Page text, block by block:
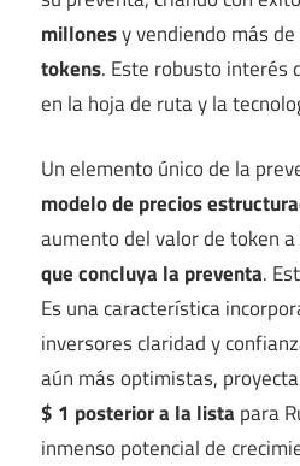
millonesy vendiendo más de
tokens. Este robusto interés
en la hoja de ruta y la
Un elemento único de la
modelo de precios
aumento del valor de token a
que concluya la preventa.
Es una característica
inversores claridad y
aún más optimistas,
$ 1 posterior a la lista para
inmenso potencial de